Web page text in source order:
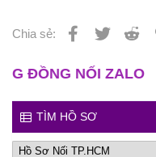
Chia sẻ: Facebook
Twitter
NỐI ZALO
TÌM HỒ SƠ